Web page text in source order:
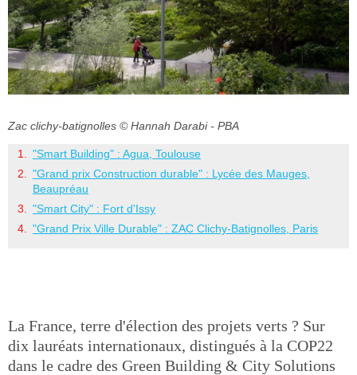
Zac clichy-batignolles © Hannah Darabi - PBA
"Smart Building" : Agua, Toulouse
"Grand prix Construction durable" : Lycée des Mauges,
Beaupréau
"Smart City" : Fort d'Issy
"Grand Prix Ville Durable" : ZAC Clichy-Batignolles, Paris
La France, terre d'élection des projets verts ? Sur
dix lauréats internationaux, distingués à la COP22
dans le cadre des Green Building & City Solutions